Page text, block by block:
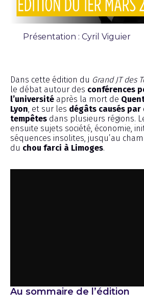
Présentation : Cyril Viguier
Dans cette édition du Grand JT des
le débat autour des conférences
l’université après la mort de
Lyon , et sur les dégâts causés par
tempêtes dans plusieurs régions.
ensuite sujets société, économie,
séquences insolites, jusqu’au
du chou farci à Limoges.
Au sommaire de l’édition